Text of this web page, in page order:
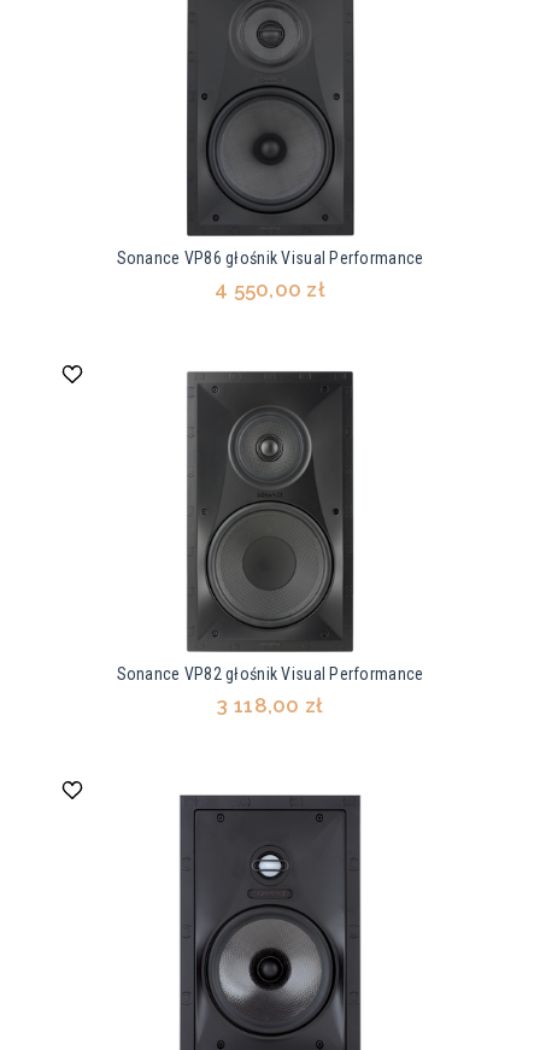
Sonance VP86 głośnik Visual Performance
4 550,00 zł
Sonance VP82 głośnik Visual Performance
3 118,00 zł